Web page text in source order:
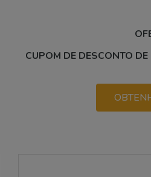
CUPOM DE DESCONTO